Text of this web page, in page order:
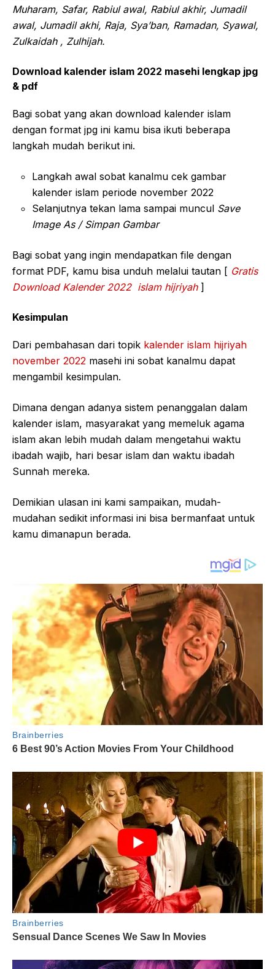
Muharam, Safar, Rabiul awal, Rabiul akhir, Jumadil
awal, Jumadil akhi, Raja, Sya’ban, Ramadan, Syawal,
Zulkaidah , Zulhijah.
Download kalender islam 2022 masehi lengkap jpg
& pdf
Bagi sobat yang akan download kalender islam
dengan format jpg ini kamu bisa ikuti beberapa
langkah mudah berikut ini.
Langkah awal sobat kanalmu cek gambar
kalender islam periode november 2022
Selanjutnya tekan lama sampai muncul Save
Image As / Simpan Gambar
Bagi sobat yang ingin mendapatkan file dengan
format PDF, kamu bisa unduh melalui tautan [ Gratis
Download Kalender 2022 islam hijriyah ]
Kesimpulan
Dari pembahasan dari topik kalender islam hijriyah
november 2022 masehi ini sobat kanalmu dapat
mengambil kesimpulan.
Dimana dengan adanya sistem penanggalan dalam
kalender islam, masyarakat yang memeluk agama
islam akan lebih mudah dalam mengetahui waktu
ibadah wajib, hari besar islam dan waktu ibadah
Sunnah mereka.
Demikian ulasan ini kami sampaikan, mudah-
mudahan sedikit informasi ini bisa bermanfaat untuk
kamu dimanapun berada.